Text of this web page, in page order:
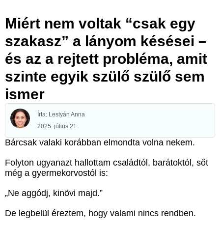
Miért nem voltak “csak egy
szakasz” a lányom késései –
és az a rejtett probléma, amit
szinte egyik szülő szülő sem
ismer
Írta: Lestyán Anna
2025. július 21.
Bárcsak valaki korábban elmondta volna nekem.
Folyton ugyanazt hallottam családtól, barátoktól, sőt
még a gyermekorvostól is:
„Ne aggódj, kinövi majd.”
De legbelül éreztem, hogy valami nincs rendben.